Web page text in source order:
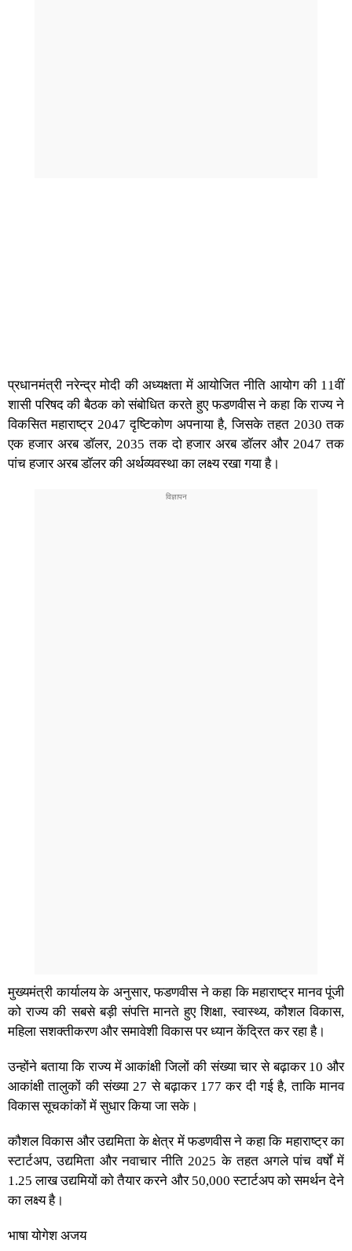
प्रधानमंत्री नरेन्द्र मोदी की अध्यक्षता में आयोजित नीति आयोग की 11वीं
शासी परिषद की बैठक को संबोधित करते हुए फडणवीस ने कहा कि राज्य ने
विकसित महाराष्ट्र 2047 दृष्टिकोण अपनाया है, जिसके तहत 2030 तक
एक हजार अरब डॉलर, 2035 तक दो हजार अरब डॉलर और 2047 तक
पांच हजार अरब डॉलर की अर्थव्यवस्था का लक्ष्य रखा गया है।
मुख्यमंत्री कार्यालय के अनुसार, फडणवीस ने कहा कि महाराष्ट्र मानव पूंजी
को राज्य की सबसे बड़ी संपत्ति मानते हुए शिक्षा, स्वास्थ्य, कौशल विकास,
महिला सशक्तीकरण और समावेशी विकास पर ध्यान केंद्रित कर रहा है।
उन्होंने बताया कि राज्य में आकांक्षी जिलों की संख्या चार से बढ़ाकर 10 और
आकांक्षी तालुकों की संख्या 27 से बढ़ाकर 177 कर दी गई है, ताकि मानव
विकास सूचकांकों में सुधार किया जा सके।
कौशल विकास और उद्यमिता के क्षेत्र में फडणवीस ने कहा कि महाराष्ट्र का
स्टार्टअप, उद्यमिता और नवाचार नीति 2025 के तहत अगले पांच वर्षों में
1.25 लाख उद्यमियों को तैयार करने और 50,000 स्टार्टअप को समर्थन देने
का लक्ष्य है।
भाषा योगेश अजय